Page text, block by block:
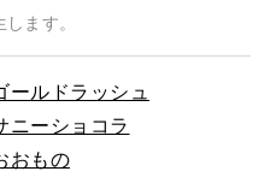
ます。
ールドラッシュ
ニーショコラ
おもの